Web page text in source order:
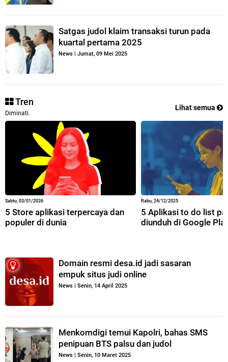
Satgas judol klaim transaksi turun pada
kuartal pertama 2025
News | Jumat, 09 Mei 2025
Tren
Diminati.
Lihat semua
Sabtu, 03/01/2026
5 Store aplikasi terpercaya dan
populer di dunia
Rabu, 24/12/2025
5 Aplikasi to do list
diunduh di Google
Domain resmi desa.id jadi sasaran
empuk situs judi online
News | Senin, 14 April 2025
Menkomdigi temui Kapolri, bahas SMS
penipuan BTS palsu dan judol
News | Senin, 10 Maret 2025